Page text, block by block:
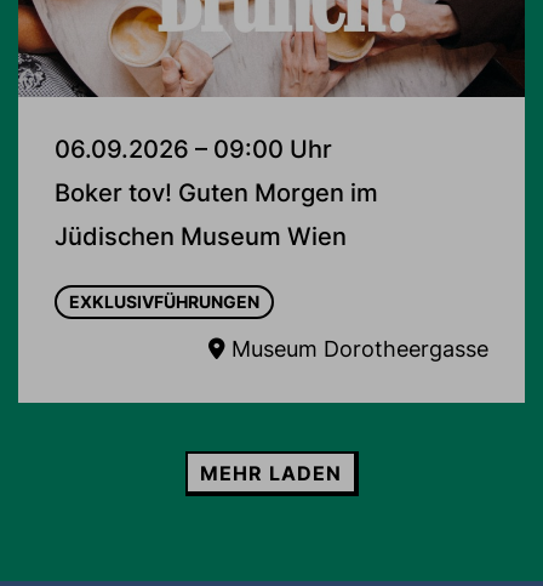
06.09.2026 – 09:00 Uhr
Boker tov! Guten Morgen im
Jüdischen Museum Wien
EXKLUSIVFÜHRUNGEN
Museum Dorotheergasse
MEHR LADEN